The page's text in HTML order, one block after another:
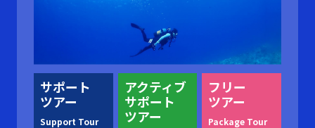
サポート
ツアー
Support Tour
アクティブ
サポート
ツアー
フリー
ツアー
Package Tour